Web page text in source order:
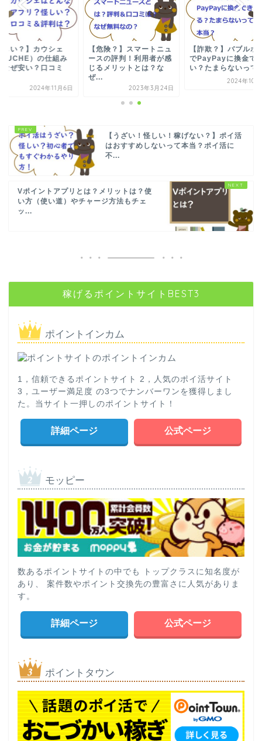
しい？】カウシェ
）の仕組み
なぜ安い？口コミ
2024年11月6日
【危険？】スマートニュ
ースの評判！利用者が感
じるメリットとは？な
ぜ...
2023年3月24日
【詐欺？】バブルポ
でPayPayに換金で
い？たまらないって
2024年10
【うざい！怪しい！稼げない？】ポイ活
はおすすめしないって本当？ポイ活に
不...
Vポイントアプリとは？メリットは？使
い方（使い道）やチャージ方法もチェ
ッ...
稼げるポイントサイトBEST3
ポイントインカム
1，信頼できるポイントサイト 2，人気のポイ活サイト
3，ユーザー満足度 の3つでナンバーワンを獲得しまし
た。当サイト一押しのポイントサイト！
詳細ページ 公式ページ
モッピー
数あるポイントサイトの中でも トップクラスに知名度が
あり、 案件数やポイント交換先の豊富さに人気がありま
す。
詳細ページ 公式ページ
ポイントタウン